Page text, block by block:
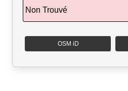
Non Trouvé
OSM iD